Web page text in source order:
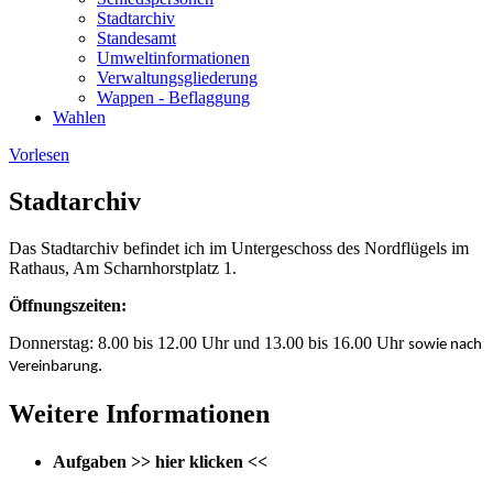
Stadtarchiv
Standesamt
Umweltinformationen
Verwaltungsgliederung
Wappen - Beflaggung
Wahlen
Vorlesen
Stadtarchiv
Das Stadtarchiv befindet ich im Untergeschoss des Nordflügels im
Rathaus, Am Scharnhorstplatz 1.
Öffnungszeiten:
Donnerstag: 8.00 bis 12.00 Uhr und 13.00 bis 16.00 Uhr sowie nach
Vereinbarung.
Weitere Informationen
Aufgaben >> hier klicken <<